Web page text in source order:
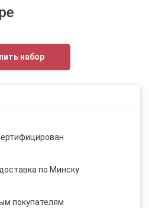
набор
по Минску
покупателям